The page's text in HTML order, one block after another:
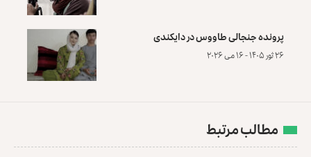
پرونده‌ جنجالی طاووس در دایکندی
۲۶ ثور ۱۴۰۵ - ۱۶ می ۲۰۲۶
مطالب مرتبط